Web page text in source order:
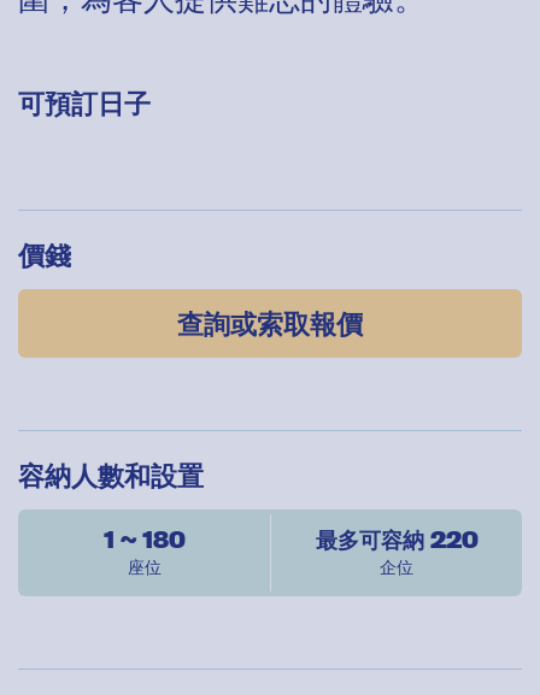
可預訂日子
價錢
查詢或索取報價
容納人數和設置
1 ~ 180
座位
最多可容納 220
企位